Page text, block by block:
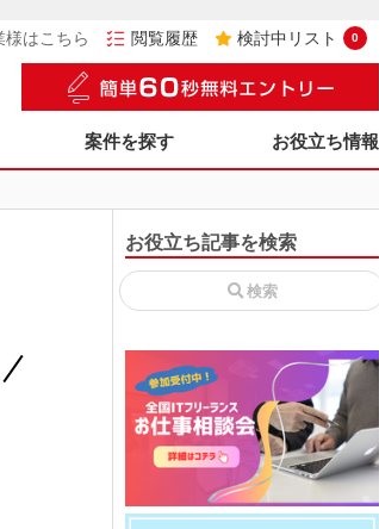
はこちら 閲覧履歴 検討中リスト 0
案件を探す お役立ち情報
お役立ち記事を検索